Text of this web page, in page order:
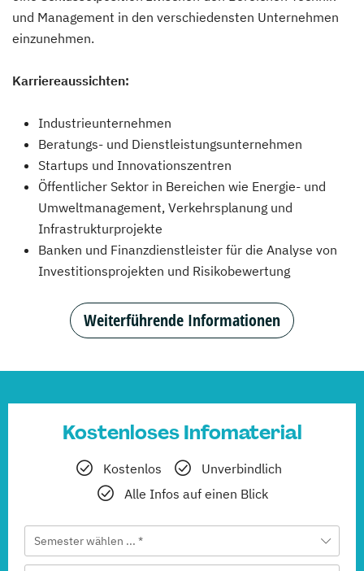
und Management in den verschiedensten Unternehmen
einzunehmen.
Karriereaussichten:
Industrieunternehmen
Beratungs- und Dienstleistungsunternehmen
Startups und Innovationszentren
Öffentlicher Sektor in Bereichen wie Energie- und
Umweltmanagement, Verkehrsplanung und
Infrastrukturprojekte
Banken und Finanzdienstleister für die Analyse von
Investitionsprojekten und Risikobewertung
Weiterführende Informationen
Kostenloses Infomaterial
Kostenlos
Unverbindlich
Alle Infos auf einen Blick
Semester wählen ... *